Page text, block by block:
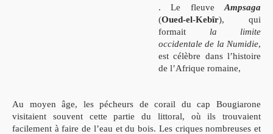
. Le fleuveAmpsaga
(Oued-el-Kebîr), qui
formait la limite
occidentale de la Numidie,
est célèbre dans l’histoire
de l’Afrique romaine,
Au moyen âge, les pécheurs de corail du cap Bougiarone
visitaient souvent cette partie du littoral, où ils trouvaient
facilement à fairede l’eau et du bois. Les criques nombreuses et